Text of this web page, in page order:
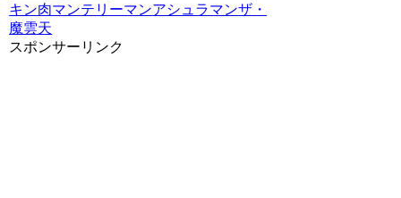
キン肉マンテリーマンアシュラマンザ・
魔雲天
スポンサーリンク